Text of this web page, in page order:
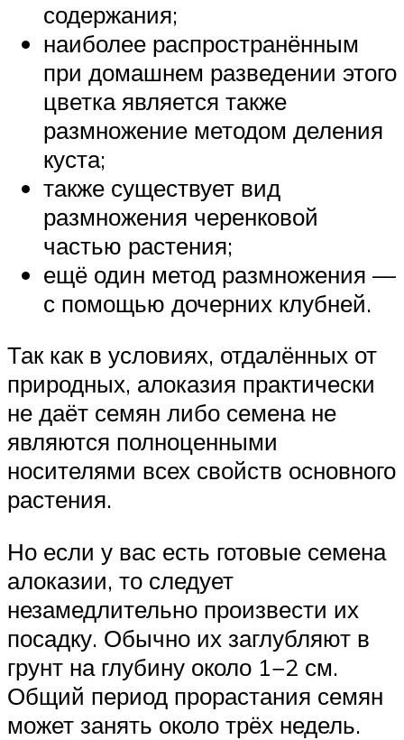
содержания;
наиболее распространённым
при домашнем разведении этого
цветка является также
размножение методом деления
куста;
также существует вид
размножения черенковой
частью растения;
ещё один метод размножения —
с помощью дочерних клубней.
Так как в условиях, отдалённых от
природных, алоказия практически
не даёт семян либо семена не
являются полноценными
носителями всех свойств основного
растения.
Но если у вас есть готовые семена
алоказии, то следует
незамедлительно произвести их
посадку. Обычно их заглубляют в
грунт на глубину около 1−2 см.
Общий период прорастания семян
может занять около трёх недель.